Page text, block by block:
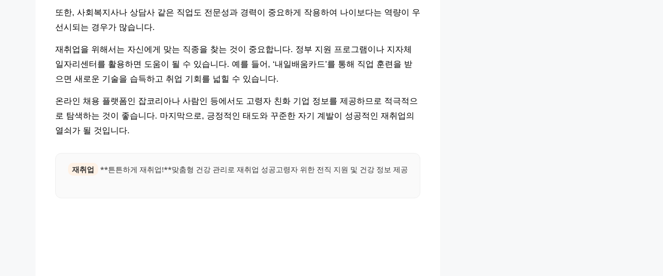
또한, 사회복지사나 상담사 같은 직업도 전문성과 경력이 중요하게 작용하여 나이보다는 역량이 우
선시되는 경우가 많습니다.
재취업을 위해서는 자신에게 맞는 직종을 찾는 것이 중요합니다. 정부 지원 프로그램이나 지자체
일자리센터를 활용하면 도움이 될 수 있습니다. 예를 들어, ‘내일배움카드’를 통해 직업 훈련을 받
으면 새로운 기술을 습득하고 취업 기회를 넓힐 수 있습니다.
온라인 채용 플랫폼인 잡코리아나 사람인 등에서도 고령자 친화 기업 정보를 제공하므로 적극적으
로 탐색하는 것이 좋습니다. 마지막으로, 긍정적인 태도와 꾸준한 자기 계발이 성공적인 재취업의
열쇠가 될 것입니다.
재취업 **튼튼하게 재취업!**맞춤형 건강 관리로 재취업 성공고령자 위한 전직 지원 및 건강 정보 제공